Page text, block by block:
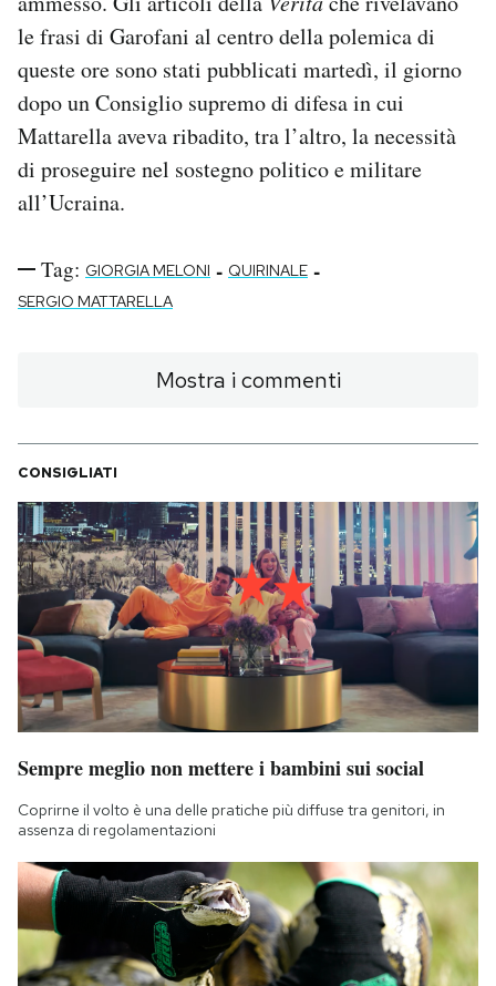
le frasi di Garofani al centro della polemica di
queste ore sono stati pubblicati martedì, il giorno
dopo un Consiglio supremo di difesa in cui
Mattarella aveva ribadito, tra l’altro, la necessità
di proseguire nel sostegno politico e militare
all’Ucraina.
Tag: GIORGIA MELONI - QUIRINALE -
SERGIO MATTARELLA
Mostra i commenti
CONSIGLIATI
Sempre meglio non mettere i bambini sui social
Coprirne il volto è una delle pratiche più diffuse tra genitori, in
assenza di regolamentazioni